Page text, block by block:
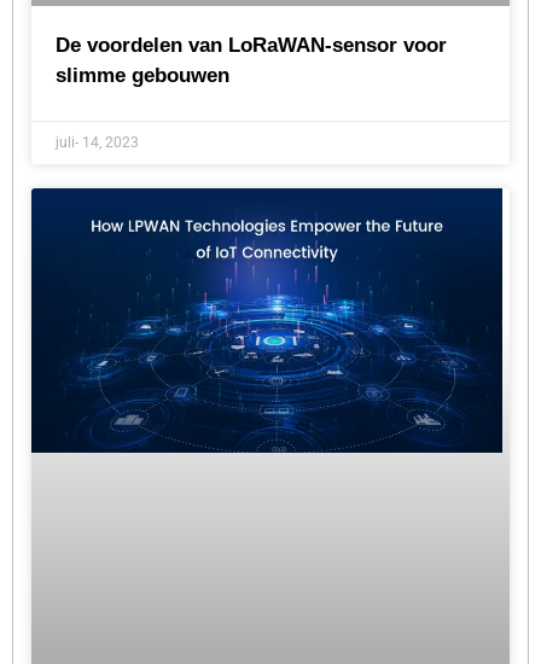
De voordelen van LoRaWAN-sensor voor
slimme gebouwen
juli- 14, 2023